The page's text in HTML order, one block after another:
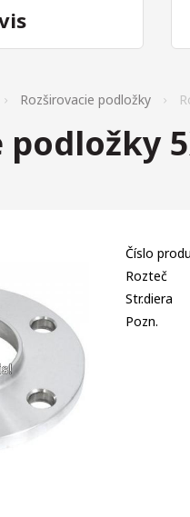
Rozširovacie podložky
Číslo
Rozteč
Str.diera
Pozn.